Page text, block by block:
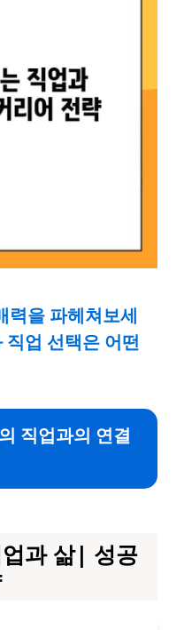
력을 파헤쳐보세
업 선택은 어떤
직업과의 연결
과 삶| 성공